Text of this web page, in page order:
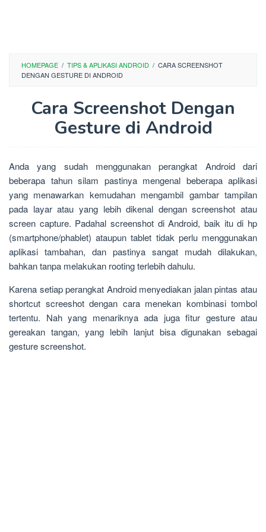
HOMEPAGE / TIPS & APLIKASI ANDROID / CARA SCREENSHOT
DENGAN GESTURE DI ANDROID
Cara Screenshot Dengan
Gesture di Android
Anda yang sudah menggunakan perangkat Android dari
beberapa tahun silam pastinya mengenal beberapa aplikasi
yang menawarkan kemudahan mengambil gambar tampilan
pada layar atau yang lebih dikenal dengan screenshot atau
screen capture. Padahal screenshot di Android, baik itu di hp
(smartphone/phablet) ataupun tablet tidak perlu menggunakan
aplikasi tambahan, dan pastinya sangat mudah dilakukan,
bahkan tanpa melakukan rooting terlebih dahulu.
Karena setiap perangkat Android menyediakan jalan pintas atau
shortcut screeshot dengan cara menekan kombinasi tombol
tertentu. Nah yang menariknya ada juga fitur gesture atau
gereakan tangan, yang lebih lanjut bisa digunakan sebagai
gesture screenshot.